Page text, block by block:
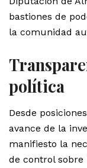
bastiones de
la comunidad
política
Desde
avance de la
manifiesto la
de control